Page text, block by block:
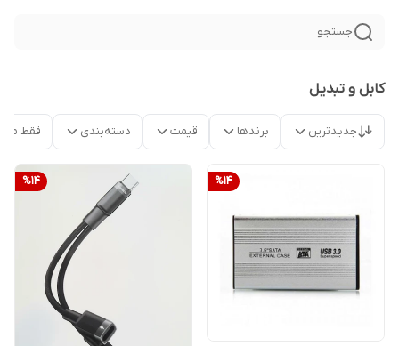
جستجو
کابل و تبدیل
جدیدترین برندها قیمت دسته‌بندی فقط
%14
%14